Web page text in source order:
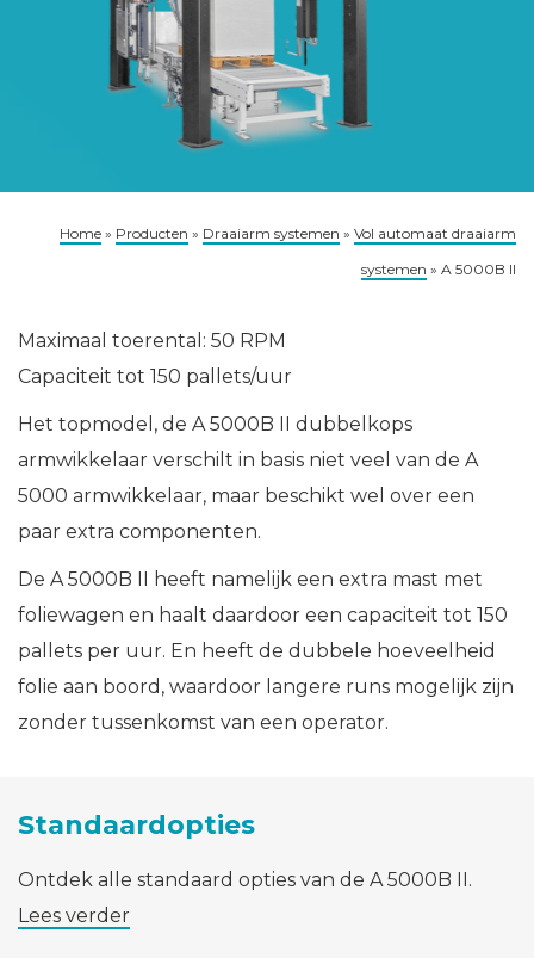
Home » Producten » Draaiarm systemen » Vol automaat draaiarm
systemen » A 5000B II
Maximaal toerental: 50 RPM
Capaciteit tot 150 pallets/uur
Het topmodel, de A 5000B II dubbelkops
armwikkelaar verschilt in basis niet veel van de A
5000 armwikkelaar, maar beschikt wel over een
paar extra componenten.
De A 5000B II heeft namelijk een extra mast met
foliewagen en haalt daardoor een capaciteit tot 150
pallets per uur. En heeft de dubbele hoeveelheid
folie aan boord, waardoor langere runs mogelijk zijn
zonder tussenkomst van een operator.
Standaardopties
Ontdek alle standaard opties van de A 5000B II.
Lees verder